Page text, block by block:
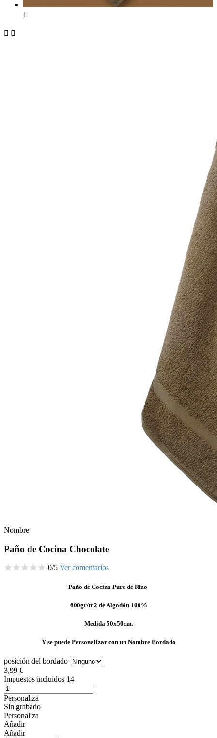

 
Nombre
Paño de Cocina Chocolate
0/5 Ver comentarios
Paño de Cocina Pure de Rizo
600gr/m2 de Algodón 100%
Medida 50x50cm.
Y se puede Personalizar con un Nombre Bordado
posición del bordado
3,99 €
Impuestos incluidos 14
Personaliza
Sin grabado
Personaliza
Añadir
Añadir